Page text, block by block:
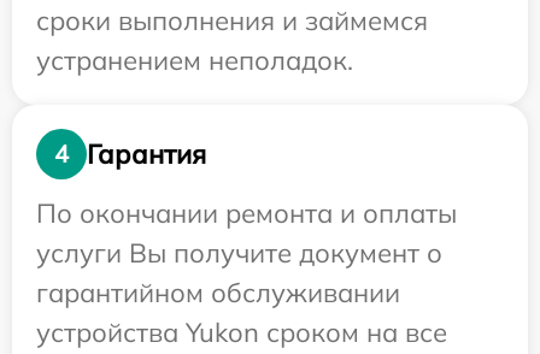
сроки выполнения и займемся
устранением неполадок.
4
Гарантия
По окончании ремонта и оплаты
услуги Вы получите документ о
гарантийном обслуживании
устройства Yukon сроком на все